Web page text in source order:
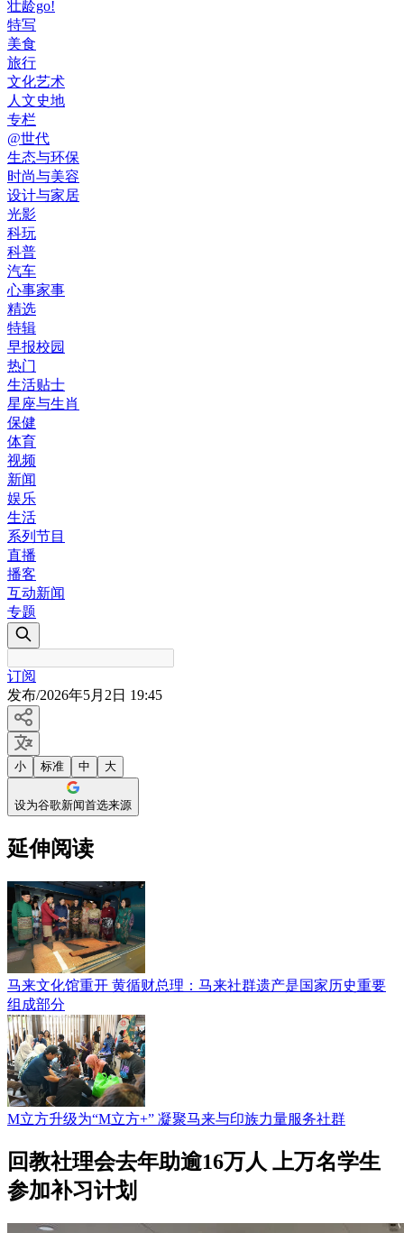
壮龄go!
特写
美食
旅行
文化艺术
人文史地
专栏
@世代
生态与环保
时尚与美容
设计与家居
光影
科玩
科普
汽车
心事家事
精选
特辑
早报校园
热门
生活贴士
星座与生肖
保健
体育
视频
新闻
娱乐
生活
系列节目
直播
播客
互动新闻
专题
订阅
发布/2026年5月2日 19:45
小 标准 中 大
设为谷歌新闻首选来源
延伸阅读
马来文化馆重开 黄循财总理：马来社群遗产是国家历史重要
组成部分
M立方升级为“M立方+” 凝聚马来与印族力量服务社群
回教社理会去年助逾16万人 上万名学生
参加补习计划